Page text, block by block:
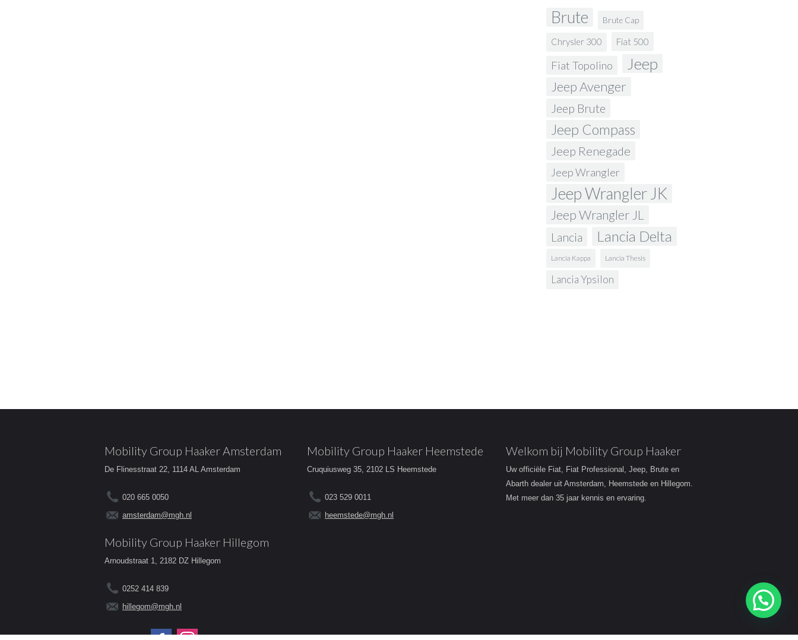
Brute Brute Cap
Chrysler 300 Fiat 500
Fiat Topolino Jeep
Jeep Avenger
Jeep Brute
Jeep Compass
Jeep Renegade
Jeep Wrangler
Jeep Wrangler JK
Jeep Wrangler JL
Lancia Lancia Delta
Lancia Kappa Lancia Thesis
Lancia Ypsilon
Mobility Group Haaker Amsterdam
De Flinesstraat 22, 1114 AL Amsterdam
020 665 0050
amsterdam@mgh.nl
Mobility Group Haaker Heemstede
Cruquiusweg 35, 2102 LS Heemstede
023 529 0011
heemstede@mgh.nl
Mobility Group Haaker Hillegom
Arnoudstraat 1, 2182 DZ Hillegom
0252 414 839
hillegom@mgh.nl
Volg ons op:
Welkom bij Mobility Group Haaker
Uw officiële Fiat, Fiat Professional, Jeep, Brute en
Abarth dealer uit Amsterdam, Heemstede en Hillegom.
Met meer dan 35 jaar kennis en ervaring.